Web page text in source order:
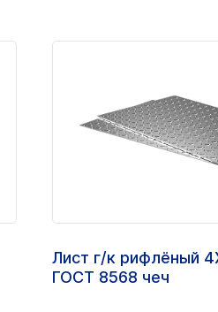
Лист г/к рифлёный
ГОСТ 8568 чеч